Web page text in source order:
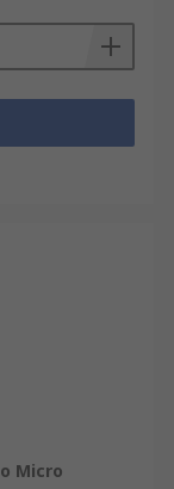
Micro